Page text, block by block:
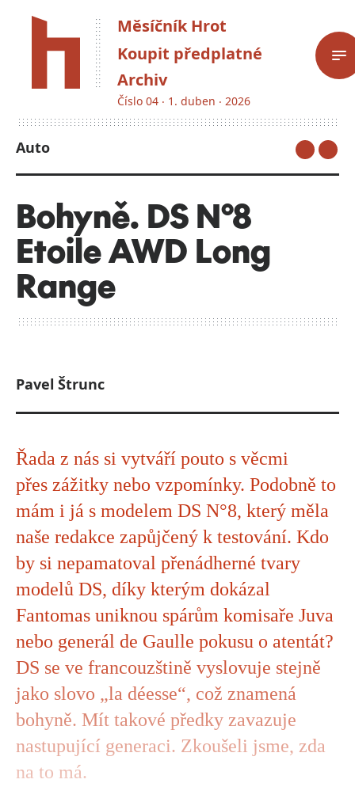
Měsíčník Hrot
Koupit předplatné
Archiv
Číslo 04 ‧ 1. duben ‧ 2026
Auto
Bohyně. DS N°8
Etoile AWD Long
Range
Pavel Štrunc
Řada z nás si vytváří pouto s věcmi
přes zážitky nebo vzpomínky. Podobně to
mám i já s modelem DS N°8, který měla
naše redakce zapůjčený k testování. Kdo
by si nepamatoval přenádherné tvary
modelů DS, díky kterým dokázal
Fantomas uniknou spárům komisaře Juva
nebo generál de Gaulle pokusu o atentát?
DS se ve francouzštině vyslovuje stejně
jako slovo „la déesse“, což znamená
bohyně. Mít takové předky zavazuje
nastupující generaci. Zkoušeli jsme, zda
na to má.